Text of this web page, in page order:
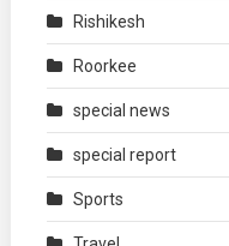
Rishikesh
Roorkee
special news
special report
Sports